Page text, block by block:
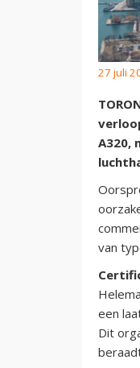
27 juli
A320,
van
een
Dit